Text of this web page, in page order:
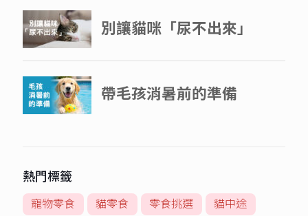
熱門標籤
寵物零食 貓零食 零食挑選
貓中途